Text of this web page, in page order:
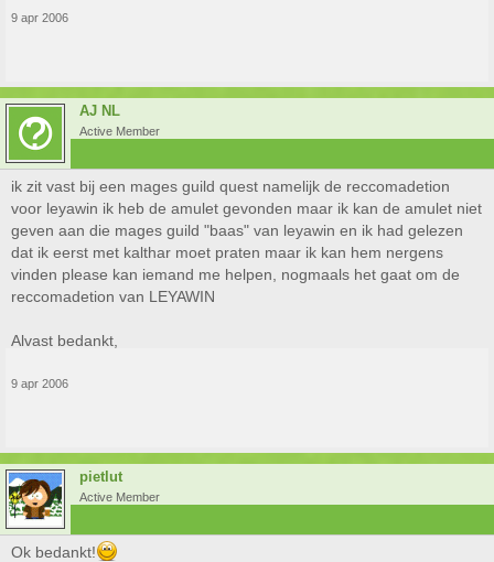
9 apr 2006
AJ NL
Active Member
ik zit vast bij een mages guild quest namelijk de reccomadetion
voor leyawin ik heb de amulet gevonden maar ik kan de amulet niet
geven aan die mages guild "baas" van leyawin en ik had gelezen
dat ik eerst met kalthar moet praten maar ik kan hem nergens
vinden please kan iemand me helpen, nogmaals het gaat om de
reccomadetion van LEYAWIN
Alvast bedankt,
9 apr 2006
pietlut
Active Member
Ok bedankt!